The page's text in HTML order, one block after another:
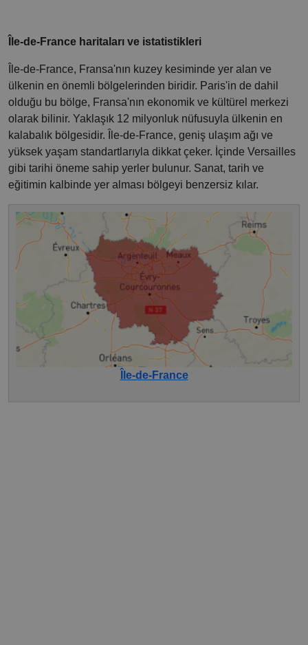
Île-de-France haritaları ve istatistikleri
Île-de-France, Fransa'nın kuzey kesiminde yer alan ve
ülkenin en önemli bölgelerinden biridir. Paris'in de dahil
olduğu bu bölge, Fransa'nın ekonomik ve kültürel merkezi
olarak bilinir. Yaklaşık 12 milyonluk nüfusuyla ülkenin en
kalabalık bölgesidir. Île-de-France, geniş ulaşım ağı ve
yüksek yaşam standartlarıyla dikkat çeker. İçinde Versailles
gibi tarihi öneme sahip yerler bulunur. Sanat, tarih ve
eğitimin kalbinde yer alması bölgeyi benzersiz kılar.
Île-de-France